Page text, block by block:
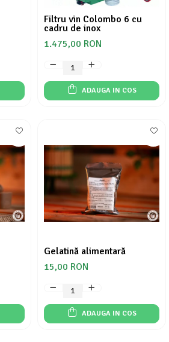
Filtru vin Colombo 6 cu
cadru de inox
1.475,00 RON
ADAUGA IN COS
Gelatină alimentară
15,00 RON
ADAUGA IN COS